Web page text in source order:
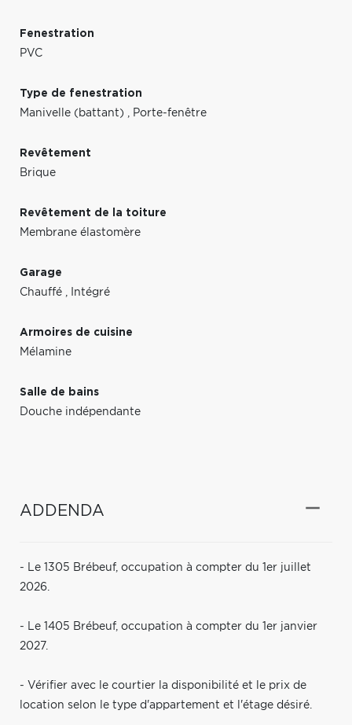
Fenestration
PVC
Type de fenestration
Manivelle (battant) , Porte-fenêtre
Revêtement
Brique
Revêtement de la toiture
Membrane élastomère
Garage
Chauffé , Intégré
Armoires de cuisine
Mélamine
Salle de bains
Douche indépendante
ADDENDA
- Le 1305 Brébeuf, occupation à compter du 1er juillet
2026.
- Le 1405 Brébeuf, occupation à compter du 1er janvier
2027.
- Vérifier avec le courtier la disponibilité et le prix de
location selon le type d'appartement et l'étage désiré.